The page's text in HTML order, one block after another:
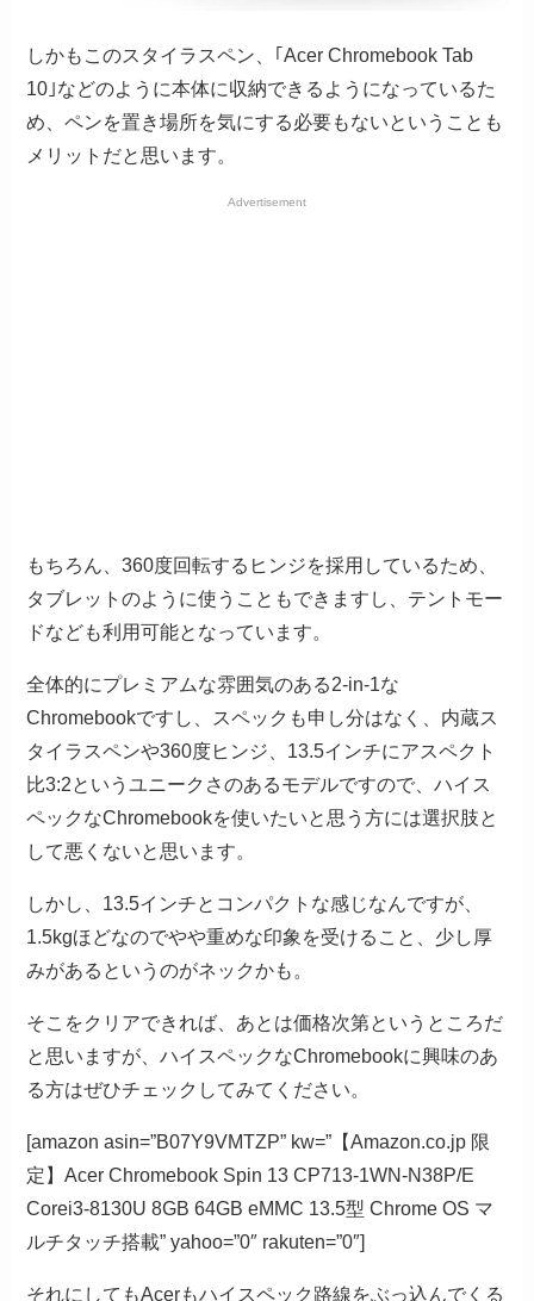
しかもこのスタイラスペン、｢Acer Chromebook Tab
10｣などのように本体に収納できるようになっているた
め、ペンを置き場所を気にする必要もないということも
メリットだと思います。
Advertisement
もちろん、360度回転するヒンジを採用しているため、
タブレットのように使うこともできますし、テントモー
ドなども利用可能となっています。
全体的にプレミアムな雰囲気のある2-in-1な
Chromebookですし、スペックも申し分はなく、内蔵ス
タイラスペンや360度ヒンジ、13.5インチにアスペクト
比3:2というユニークさのあるモデルですので、ハイス
ペックなChromebookを使いたいと思う方には選択肢と
して悪くないと思います。
しかし、13.5インチとコンパクトな感じなんですが、
1.5kgほどなのでやや重めな印象を受けること、少し厚
みがあるというのがネックかも。
そこをクリアできれば、あとは価格次第というところだ
と思いますが、ハイスペックなChromebookに興味のあ
る方はぜひチェックしてみてください。
[amazon asin=”B07Y9VMTZP” kw=”【Amazon.co.jp 限
定】Acer Chromebook Spin 13 CP713-1WN-N38P/E
Corei3-8130U 8GB 64GB eMMC 13.5型 Chrome OS マ
ルチタッチ搭載” yahoo=”0″ rakuten=”0″]
それにしてもAcerもハイスペック路線をぶっ込んでくる